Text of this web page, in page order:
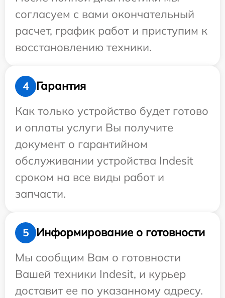
согласуем с вами окончательный
расчет, график работ и приступим к
восстановлению техники.
4
Гарантия
Как только устройство будет готово
и оплаты услуги Вы получите
документ о гарантийном
обслуживании устройства Indesit
сроком на все виды работ и
запчасти.
5
Информирование о готовности
Мы сообщим Вам о готовности
Вашей техники Indesit, и курьер
доставит ее по указанному адресу.